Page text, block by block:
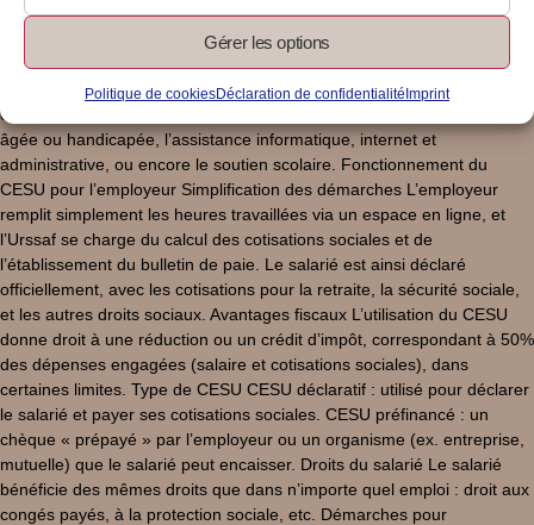
Gérer les options
Politique de cookiesDéclaration de confidentialité Imprint
Le Chèque Emploi Service Universel (CESU) est un dispositif
permettant aux particuliers d’employer et de déclarer une personne à
domicile, de manière simplifiée. Cela peut concerner des emplois
comme le ménage, la garde d’enfants, l’assistance à une personne
âgée ou handicapée, l’assistance informatique, internet et
administrative, ou encore le soutien scolaire. Fonctionnement du
CESU pour l’employeur Simplification des démarches L’employeur
remplit simplement les heures travaillées via un espace en ligne, et
l’Urssaf se charge du calcul des cotisations sociales et de
l’établissement du bulletin de paie. Le salarié est ainsi déclaré
officiellement, avec les cotisations pour la retraite, la sécurité sociale,
et les autres droits sociaux. Avantages fiscaux L’utilisation du CESU
donne droit à une réduction ou un crédit d’impôt, correspondant à 50%
des dépenses engagées (salaire et cotisations sociales), dans
certaines limites. Type de CESU CESU déclaratif : utilisé pour déclarer
le salarié et payer ses cotisations sociales. CESU préfinancé : un
chèque « prépayé » par l’employeur ou un organisme (ex. entreprise,
mutuelle) que le salarié peut encaisser. Droits du salarié Le salarié
bénéficie des mêmes droits que dans n’importe quel emploi : droit aux
congés payés, à la protection sociale, etc. Démarches pour